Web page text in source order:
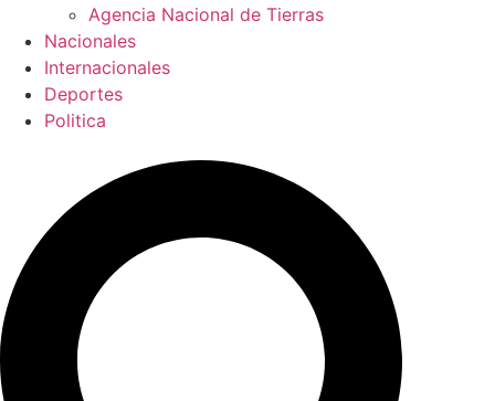
Agencia Nacional de Tierras
Nacionales
Internacionales
Deportes
Politica